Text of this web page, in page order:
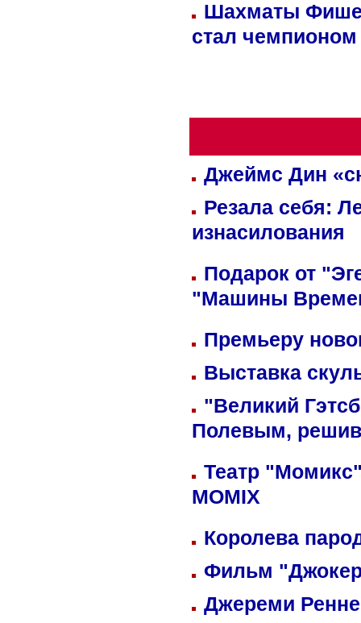
Шахматы
стал
Джеймс Дин
Резала себя:
изнасилования
Подарок от
"Машины
Премьеру
Выставка
"Великий
Полевым,
Театр
MOMIX
Королева
Фильм
Джереми